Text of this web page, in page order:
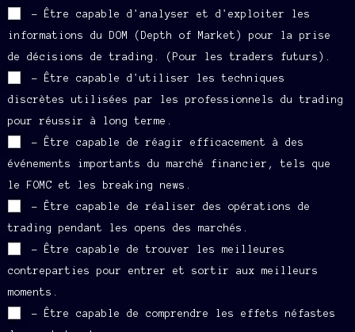
- Être capable d'analyser et d'exploiter les
informations du DOM (Depth of Market) pour la prise
de décisions de trading. (Pour les traders futurs).
- Être capable d'utiliser les techniques
discrètes utilisées par les professionnels du trading
pour réussir à long terme.
- Être capable de réagir efficacement à des
événements importants du marché financier, tels que
le FOMC et les breaking news.
- Être capable de réaliser des opérations de
trading pendant les opens des marchés.
- Être capable de trouver les meilleures
contreparties pour entrer et sortir aux meilleurs
moments.
- Être capable de comprendre les effets néfastes